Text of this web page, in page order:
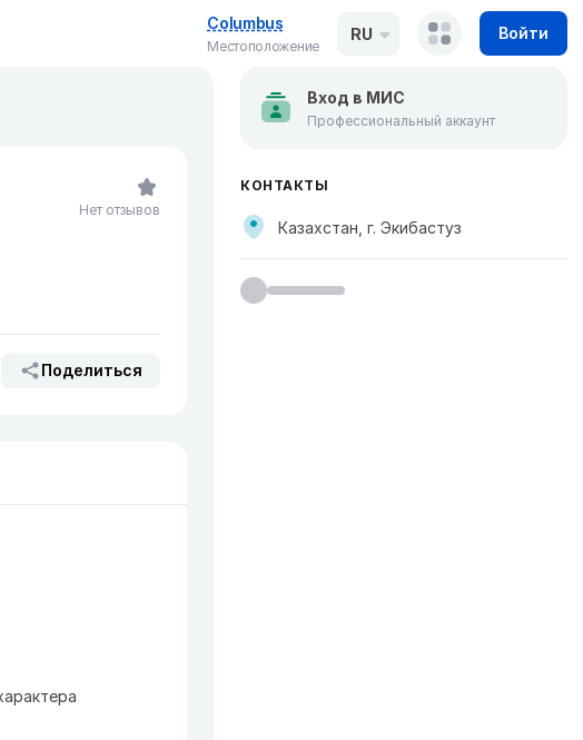
Columbus
Местоположение
RU Войти
Поделиться
Нет отзывов
Вход в МИС
Профессиональный аккаунт
КОНТАКТЫ
Казахстан, г. Экибастуз